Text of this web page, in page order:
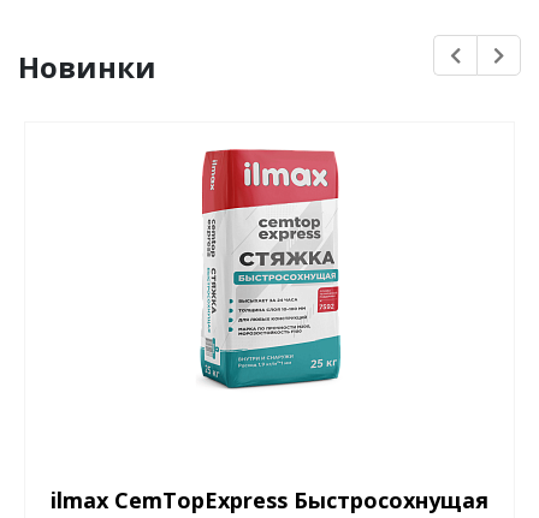
Новинки
ilmax CemTopExpress Быстросохнущая